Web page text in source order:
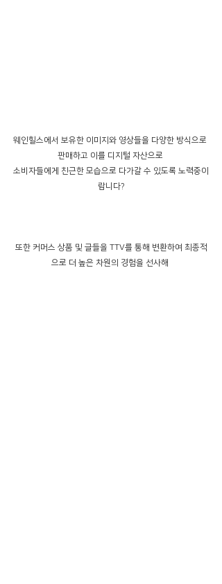
웨인힐스에서 보유한 이미지와 영상들을 다양한 방식으로
판매하고 이를 디지털 자산으로
소비자들에게 친근한 모습으로 다가갈 수 있도록 노력중이
랍니다?
또한 커머스 상품 및 글들을 TTV를 통해 변환하여 최종적
으로 더 높은 차원의 경험을 선사해